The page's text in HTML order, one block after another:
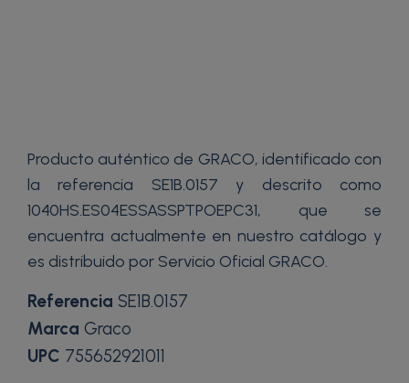
Producto auténtico de GRACO, identificado con
la referencia SE1B.0157 y descrito como
1040HS.ES04ESSASSPTPOEPC31, que se
encuentra actualmente en nuestro catálogo y
es distribuido por Servicio Oficial GRACO.
Referencia SE1B.0157
Marca Graco
UPC 755652921011